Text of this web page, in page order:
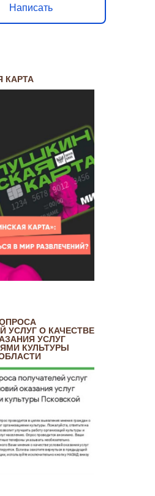
Написать
КАРТА
УСЛУГ О КАЧЕСТВЕ
УСЛУГ
КУЛЬТУРЫ